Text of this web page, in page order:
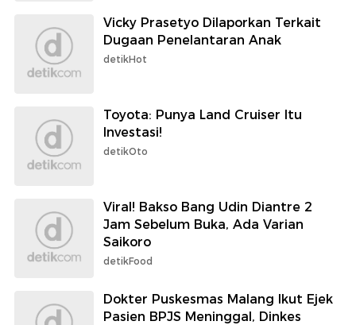
Vicky Prasetyo Dilaporkan Terkait
Dugaan Penelantaran Anak
detikHot
Toyota: Punya Land Cruiser Itu
Investasi!
detikOto
Viral! Bakso Bang Udin Diantre 2
Jam Sebelum Buka, Ada Varian
Saikoro
detikFood
Dokter Puskesmas Malang Ikut Ejek
Pasien BPJS Meninggal, Dinkes